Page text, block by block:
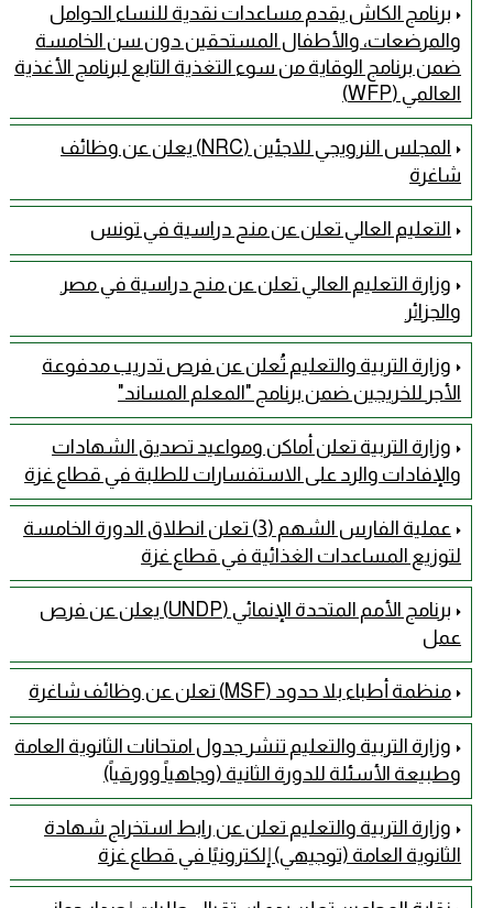
برنامج الكاش يقدم مساعدات نقدية للنساء الحوامل
والمرضعات، والأطفال المستحقين دون سن الخامسة
ضمن برنامج الوقاية من سوء التغذية التابع لبرنامج الأغذية
العالمي (WFP)
المجلس النرويجي للاجئين (NRC) يعلن عن وظائف
شاغرة
التعليم العالي تعلن عن منح دراسية في تونس
وزارة التعليم العالي تعلن عن منح دراسية في مصر
والجزائر
وزارة التربية والتعليم تُعلن عن فرص تدريب مدفوعة
الأجر للخريجين ضمن برنامج "المعلم المساند"
وزارة التربية تعلن أماكن ومواعيد تصديق الشهادات
والإفادات والرد على الاستفسارات للطلبة في قطاع غزة
عملية الفارس الشهم (3) تعلن انطلاق الدورة الخامسة
لتوزيع المساعدات الغذائية في قطاع غزة
برنامج الأمم المتحدة الإنمائي (UNDP) يعلن عن فرص
عمل
منظمة أطباء بلا حدود (MSF) تعلن عن وظائف شاغرة
وزارة التربية والتعليم تنشر جدول امتحانات الثانوية العامة
وطبيعة الأسئلة للدورة الثانية (وجاهياً وورقياً)
وزارة التربية والتعليم تعلن عن رابط استخراج شهادة
الثانوية العامة (توجيهي) إلكترونيًا في قطاع غزة